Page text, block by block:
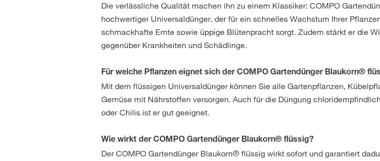
Die verlässliche Qualität machen ihn zu einem Klassiker: COMPO
hochwertiger Universaldünger, der für ein schnelles Wachstum Ihrer
schmackhafte Ernte sowie üppige Blütenpracht sorgt. Zudem stärkt er die
gegenüber Krankheiten und Schädlinge.
Für welche Pflanzen eignet sich der COMPO Gartendünger Blaukorn®
Mit dem flüssigen Universaldünger können Sie alle Gartenpflanzen,
Gemüse mit Nährstoffen versorgen. Auch für die Düngung
oder Chilis ist er gut geeignet.
Wie wirkt der COMPO Gartendünger Blaukorn® flüssig?
Der COMPO Gartendünger Blaukorn® flüssig wirkt sofort und garantiert